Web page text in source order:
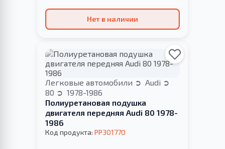
Нет в наличии
Легковые автомобили
Audi
80
1978-1986
Полиуретановая подушка
двигателя передняя Audi 80 1978-
1986
Код продукта: PP301770